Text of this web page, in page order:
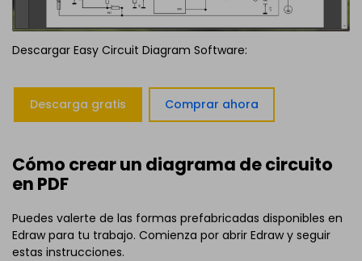
Descargar Easy Circuit Diagram Software:
Descarga gratis Comprar ahora
Cómo crear un diagrama de circuito
en PDF
Puedes valerte de las formas prefabricadas disponibles en
Edraw para tu trabajo. Comienza por abrir Edraw y seguir
estas instrucciones.